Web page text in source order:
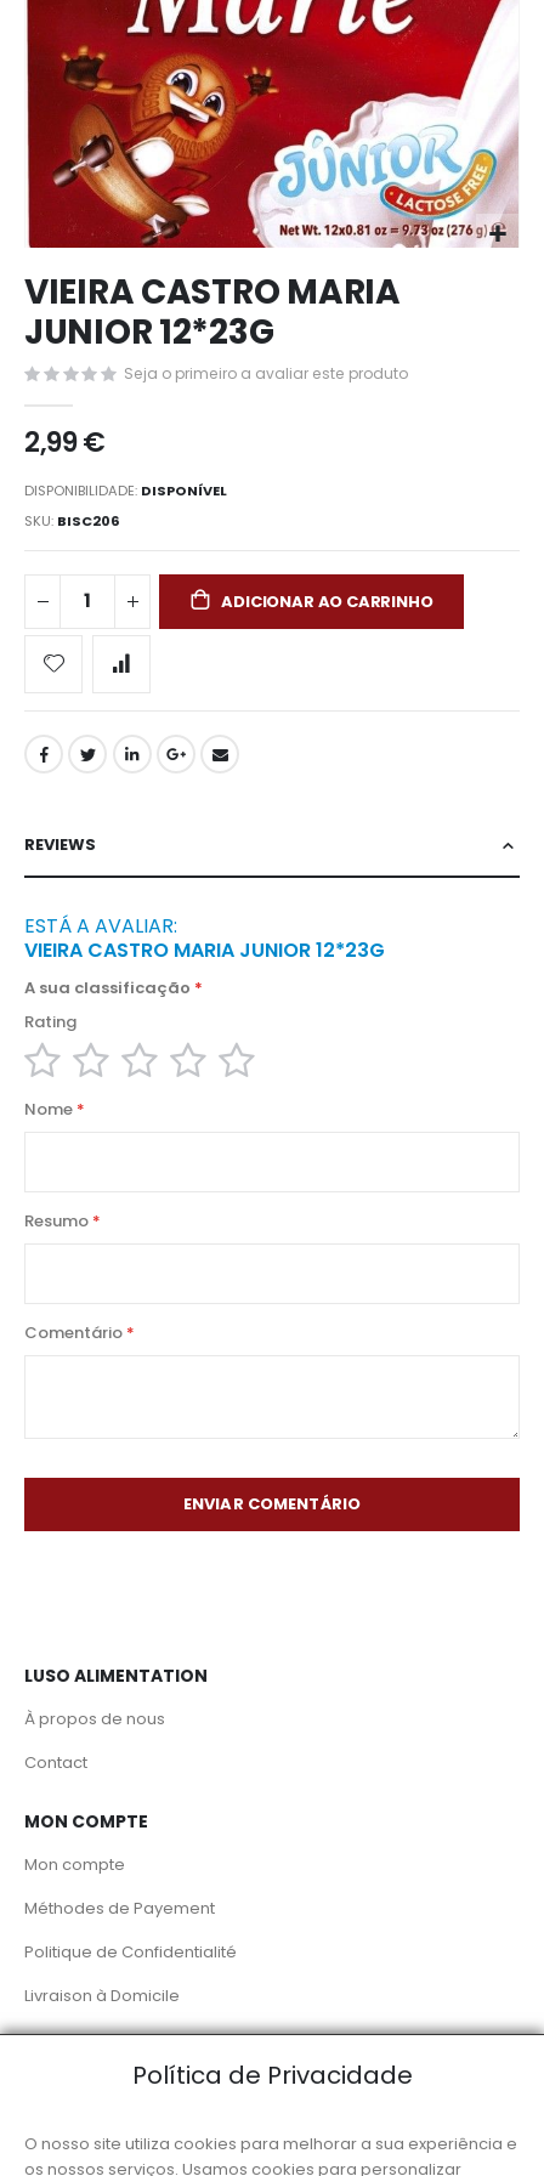
para
o
início
da
Galeria
de
imagens
VIEIRA CASTRO MARIA
JUNIOR 12*23G
Seja o primeiro a avaliar este produto
2,99 €
DISPONIBILIDADE: DISPONÍVEL
SKU BISC206
ADICIONAR AO CARRINHO
REVIEWS
ESTÁ A AVALIAR:
VIEIRA CASTRO MARIA JUNIOR 12*23G
A sua classificação
Rating
star
stars
stars
stars
stars
Nome
Resumo
Comentário
ENVIAR COMENTÁRIO
Política de Privacidade
O nosso site utiliza cookies para melhorar a sua experiência e
os nossos serviços. Usamos cookies para personalizar
LUSO ALIMENTATION
À propos de nous
Contact
MON COMPTE
Mon compte
Méthodes de Payement
Politique de Confidentialité
Livraison à Domicile